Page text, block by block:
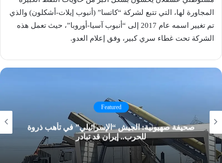
المجاورة لها، التي تتبع لشركة “كاتسا” (أنبوب إيلات-أشكلون) والذي
تم تغيير اسمه عام 2017 إلى “أنبوب آسيا-أوروبا”، حيث تعمل هذه
الشركة تحت غطاء سري كبير، وفق إعلام العدو.
Featured
صحيفة صهيونية: الجيش “الإسرائيلي” في تأهب ذروة
للحرب.. إيران قد تبادر